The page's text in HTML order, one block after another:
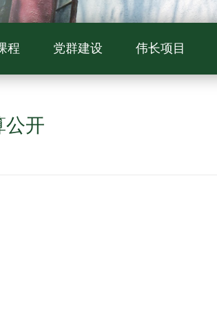
程 党群建设 伟长项目
公开